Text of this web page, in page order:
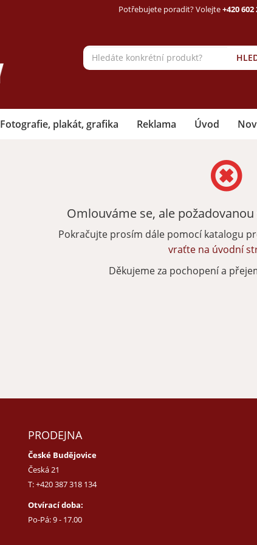
Potřebujete poradit? Volejte+420 602
Fotografie, plakát, grafika Reklama Úvod
Omlouváme se, ale
Pokračujte prosím dále pomocí katalogu
vraťte na úvodní
Děkujeme za pochopení a
PRODEJNA
České Budějovice
Česká 21
T:+420 387 318 134
Otvírací doba:
Po-Pá: 9 - 17.00